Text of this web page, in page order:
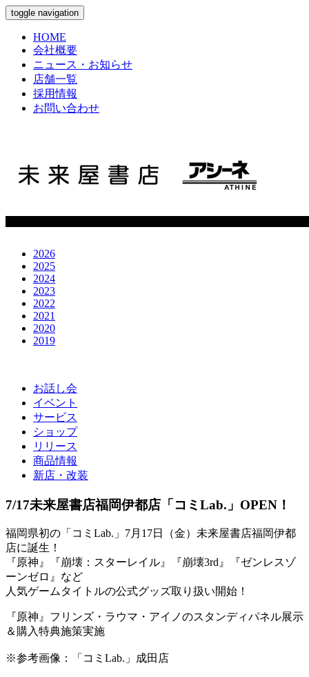
toggle navigation
HOME
会社概要
ニュース・お知らせ
店舗一覧
採用情報
お問い合わせ
2026
2025
2024
2023
2022
2021
2020
2019
お話し会
イベント
サービス
ショップ
リリース
商品情報
新店・改装
7/17未来屋書店福岡伊都店「コミLab.」OPEN！
福岡県初の「コミLab.」7月17日（金）未来屋書店福岡伊都
店に誕生！
『原神』『崩壊：スターレイル』『崩壊3rd』『ゼンレスゾ
ーンゼロ』など
人気ゲームタイトルの公式グッズ取り扱い開始！
『原神』フリンズ・ラウマ・アイノのスタンディパネル展示
＆購入特典施策実施
※参考画像：「コミLab.」成田店